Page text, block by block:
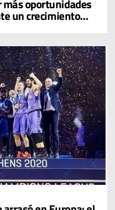
más oportunidades
un crecimiento